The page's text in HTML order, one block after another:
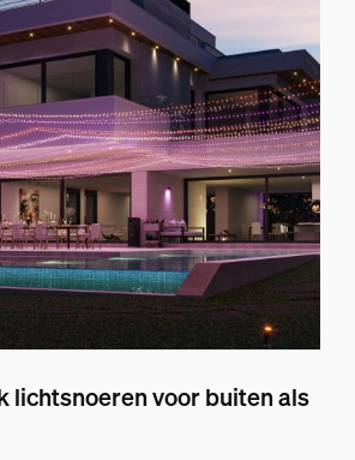
lichtsnoeren voor buiten als